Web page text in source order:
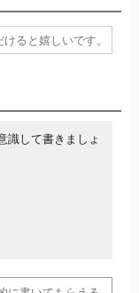
識して書きましょ